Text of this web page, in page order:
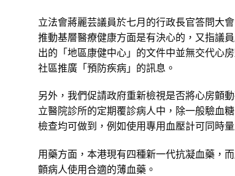
立法會蔣麗芸議員於七月的行政長官答問大
推動基層醫療健康方面是有決心的，又指議
出的「地區康健中心」的文件中並無交代心
社區推廣「預防疾病」的訊息。
另外，我們促請政府重新檢視是否將心房顫
立醫院診所的定期覆診病人中，除一般驗血
檢查均可做到，例如使用專用血壓計可同時
用藥方面，本港現有四種新一代抗凝血藥，
顫病人使用合適的薄血藥。